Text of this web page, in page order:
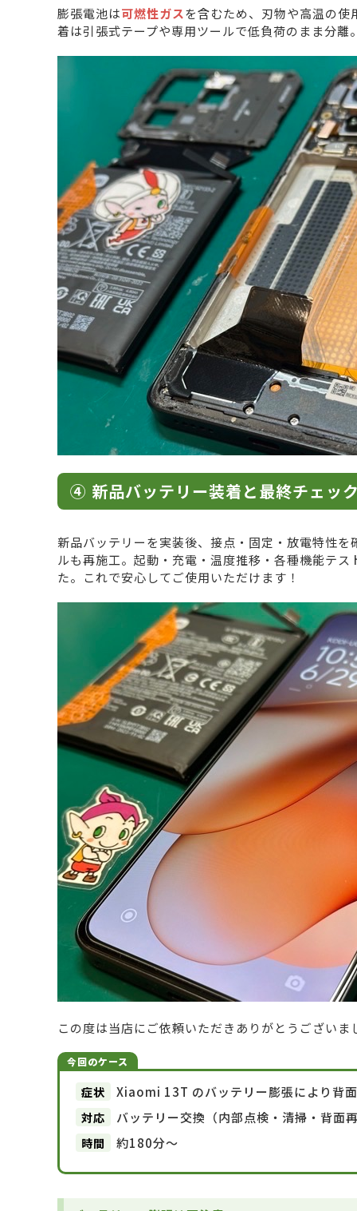
膨張電池は可燃性ガスを含むため、刃物や高温の
着は引張式テープや専用ツールで低負荷のまま分
④ 新品バッテリー装着と最終チェッ
新品バッテリーを実装後、接点・固定・放電特性
ルも再施工。起動・充電・温度推移・各種機能テス
た。これで安心してご使用いただけます！
この度は当店にご依頼いただきありがとうございま
今回のケース
症状
Xiaomi 13T のバッテリー膨張により背
対応
バッテリー交換（内部点検・清掃・背面
時間
約180分〜